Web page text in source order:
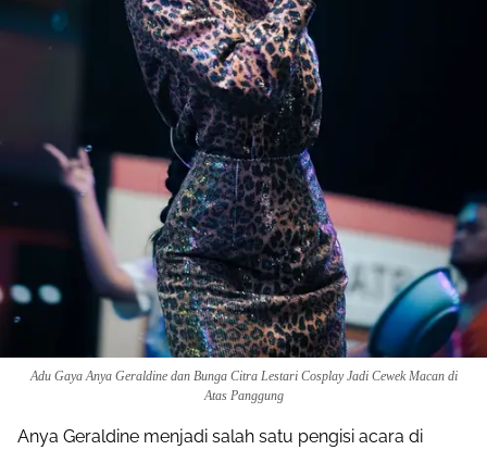
Adu Gaya Anya Geraldine dan Bunga Citra Lestari Cosplay Jadi Cewek Macan di
Atas Panggung
Anya Geraldine menjadi salah satu pengisi acara di